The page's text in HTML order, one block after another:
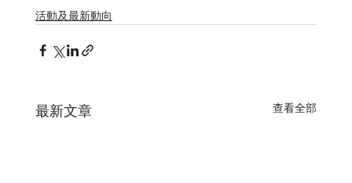
活動及最新動向
最新文章 查看全部